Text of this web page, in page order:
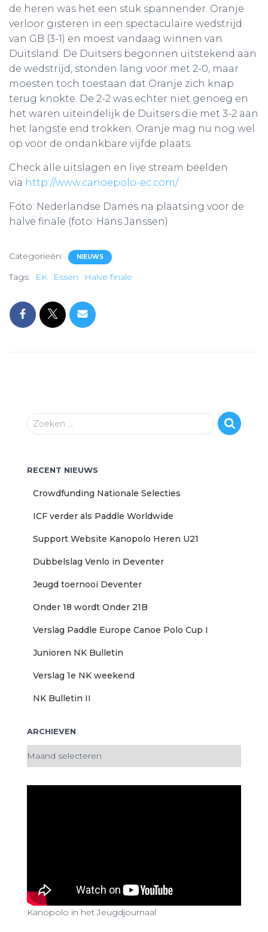
de heren was het een stuk spannender. Oranje
verloor gisteren in een spectaculaire wedstrijd
van GB (3-1) en moest vandaag winnen van
Duitsland. De Duitsers begonnen uitstekend aan
de wedstrijd, stonden lang voor met 2-0, maar
moesten toch toestaan dat Oranje zich knap
terug knokte. De 2-2 was echter niet genoeg en
het waren uiteindelijk de Duitsers die met 3-2 aan
het langste end trokken. Oranje mag nu nog wel
op voor de ondankbare vijfde plaats.
Check alle uitslagen en live stream beelden
via http://www.canoepolo-ec.com/
Foto: Nederlandse Dames na plaatsing voor de
halve finale (foto: Hans Janssen)
Categorieën: NIEUWS
Tags: EK Essen Halve finale
Z
e
Zoeken …
RECENT NIEUWS
Crowdfunding Nationale Selecties
ICF verder als Paddle Worldwide
Support Website Kanopolo Heren U21
Dubbelslag Venlo in Deventer
Jeugd toernooi Deventer
Onder 18 wordt Onder 21B
Verslag Paddle Europe Canoe Polo Cup I
Junioren NK Bulletin
Verslag 1e NK weekend
NK Bulletin II
ARCHIEVEN
A
Kanopolo in het Jeugdjournaal